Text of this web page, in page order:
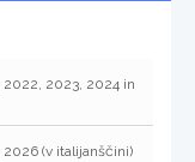
2023, 2024 in
(v italijanščini)